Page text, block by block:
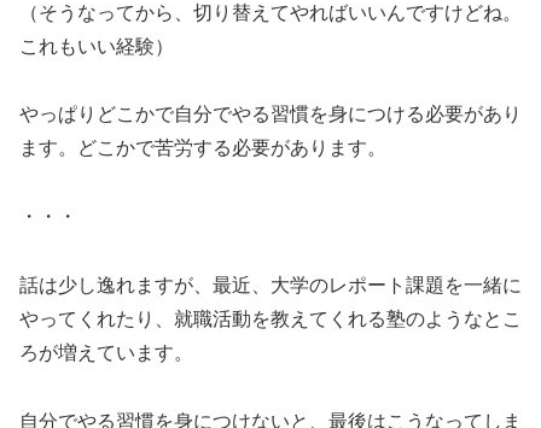
（そうなってから、切り替えてやればいいんですけどね。
これもいい経験）
やっぱりどこかで自分でやる習慣を身につける必要があり
ます。どこかで苦労する必要があります。
・・・
話は少し逸れますが、最近、大学のレポート課題を一緒に
やってくれたり、就職活動を教えてくれる塾のようなとこ
ろが増えています。
自分でやる習慣を身につけないと、最後はこうなってしま